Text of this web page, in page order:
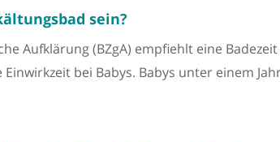
sein?
Aufklärung (BZgA) empfiehlt eine
bei Babys. Babys unter einem